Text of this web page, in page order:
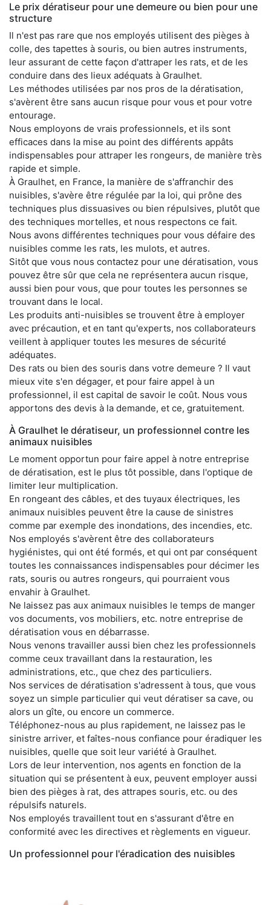
Le prix dératiseur pour une demeure ou bien pour une
structure
Il n'est pas rare que nos employés utilisent des pièges à
colle, des tapettes à souris, ou bien autres instruments,
leur assurant de cette façon d'attraper les rats, et de les
conduire dans des lieux adéquats à Graulhet.
Les méthodes utilisées par nos pros de la dératisation,
s'avèrent être sans aucun risque pour vous et pour votre
entourage.
Nous employons de vrais professionnels, et ils sont
efficaces dans la mise au point des différents appâts
indispensables pour attraper les rongeurs, de manière très
rapide et simple.
À Graulhet, en France, la manière de s'affranchir des
nuisibles, s'avère être régulée par la loi, qui prône des
techniques plus dissuasives ou bien répulsives, plutôt que
des techniques mortelles, et nous respectons ce fait.
Nous avons différentes techniques pour vous défaire des
nuisibles comme les rats, les mulots, et autres.
Sitôt que vous nous contactez pour une dératisation, vous
pouvez être sûr que cela ne représentera aucun risque,
aussi bien pour vous, que pour toutes les personnes se
trouvant dans le local.
Les produits anti-nuisibles se trouvent être à employer
avec précaution, et en tant qu'experts, nos collaborateurs
veillent à appliquer toutes les mesures de sécurité
adéquates.
Des rats ou bien des souris dans votre demeure ? Il vaut
mieux vite s'en dégager, et pour faire appel à un
professionnel, il est capital de savoir le coût. Nous vous
apportons des devis à la demande, et ce, gratuitement.
À Graulhet le dératiseur, un professionnel contre les
animaux nuisibles
Le moment opportun pour faire appel à notre entreprise
de dératisation, est le plus tôt possible, dans l'optique de
limiter leur multiplication.
En rongeant des câbles, et des tuyaux électriques, les
animaux nuisibles peuvent être la cause de sinistres
comme par exemple des inondations, des incendies, etc.
Nos employés s'avèrent être des collaborateurs
hygiénistes, qui ont été formés, et qui ont par conséquent
toutes les connaissances indispensables pour décimer les
rats, souris ou autres rongeurs, qui pourraient vous
envahir à Graulhet.
Ne laissez pas aux animaux nuisibles le temps de manger
vos documents, vos mobiliers, etc. notre entreprise de
dératisation vous en débarrasse.
Nous venons travailler aussi bien chez les professionnels
comme ceux travaillant dans la restauration, les
administrations, etc., que chez des particuliers.
Nos services de dératisation s'adressent à tous, que vous
soyez un simple particulier qui veut dératiser sa cave, ou
alors un gîte, ou encore un commerce.
Téléphonez-nous au plus rapidement, ne laissez pas le
sinistre arriver, et faîtes-nous confiance pour éradiquer les
nuisibles, quelle que soit leur variété à Graulhet.
Lors de leur intervention, nos agents en fonction de la
situation qui se présentent à eux, peuvent employer aussi
bien des pièges à rat, des attrapes souris, etc. ou des
répulsifs naturels.
Nos employés travaillent tout en s'assurant d'être en
conformité avec les directives et règlements en vigueur.
Un professionnel pour l'éradication des nuisibles